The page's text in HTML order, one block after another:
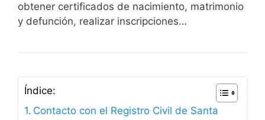
obtener certificados de nacimiento, matrimonio
y defunción, realizar inscripciones…
Índice:
Contacto con el Registro Civil de Santa